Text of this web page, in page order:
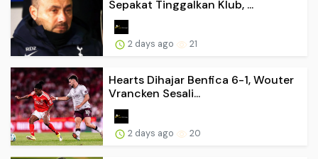
Sepakat Tinggalkan Klub, ...
2 days ago 21
Hearts Dihajar Benfica 6-1, Wouter
Vrancken Sesali...
2 days ago 20